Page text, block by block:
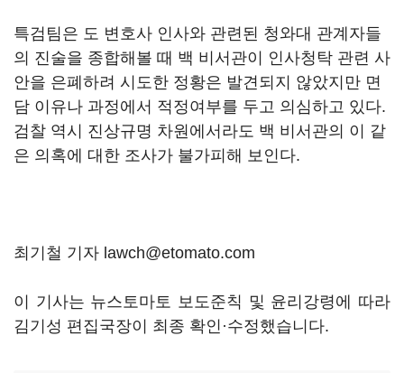
특검팀은 도 변호사 인사와 관련된 청와대 관계자들
의 진술을 종합해볼 때 백 비서관이 인사청탁 관련 사
안을 은폐하려 시도한 정황은 발견되지 않았지만 면
담 이유나 과정에서 적정여부를 두고 의심하고 있다.
검찰 역시 진상규명 차원에서라도 백 비서관의 이 같
은 의혹에 대한 조사가 불가피해 보인다.
최기철 기자 lawch@etomato.com
이 기사는 뉴스토마토 보도준칙 및 윤리강령에 따라
김기성 편집국장이 최종 확인·수정했습니다.